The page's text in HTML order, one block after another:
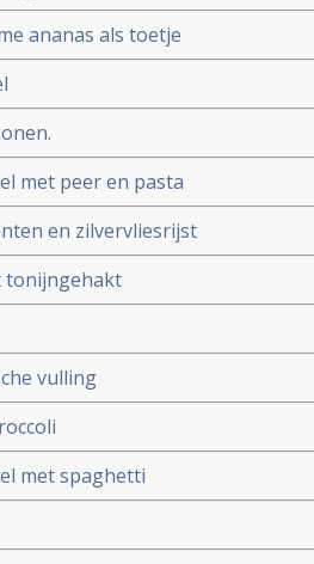
ananas als toetje
met peer en pasta
en zilvervliesrijst
tonijngehakt
vulling
met spaghetti